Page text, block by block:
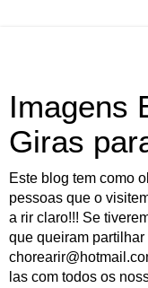
Imagens
Giras
Este blog tem como
pessoas que o
a rir claro!!! Se
que queiram partilhar
las com todos os